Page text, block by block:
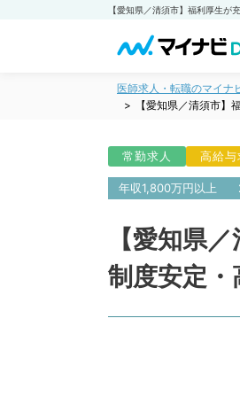
医師求人・転職のマイナ
【愛知県／清須市
常勤求人 高給与
年収1,800万円以上
【愛知県
制度安定